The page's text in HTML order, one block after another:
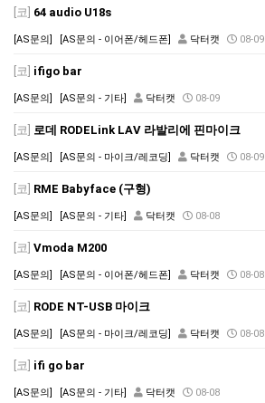
[코] 64 audio U18s
[AS문의] [AS문의 - 이어폰/헤드폰] 닥터캣 08-09
[코] ifigo bar
[AS문의] [AS문의 - 기타] 닥터캣 08-09
[코] 로데 RODELink LAV 라발리에 핀마이크
[AS문의] [AS문의 - 마이크/레코딩] 닥터캣 08-09
[코] RME Babyface (구형)
[AS문의] [AS문의 - 기타] 닥터캣 08-08
[코] Vmoda M200
[AS문의] [AS문의 - 이어폰/헤드폰] 닥터캣 08-08
[코] RODE NT-USB 마이크
[AS문의] [AS문의 - 마이크/레코딩] 닥터캣 08-08
[코] ifi go bar
[AS문의] [AS문의 - 기타] 닥터캣 08-08